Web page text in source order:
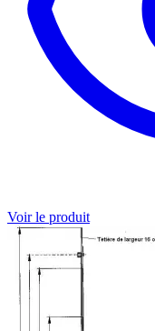
Voir le produit